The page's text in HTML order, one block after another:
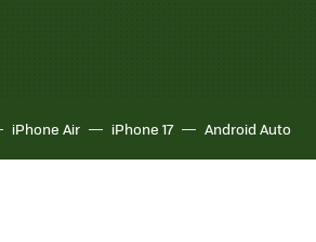
iPhone Air iPhone 17 Android Auto